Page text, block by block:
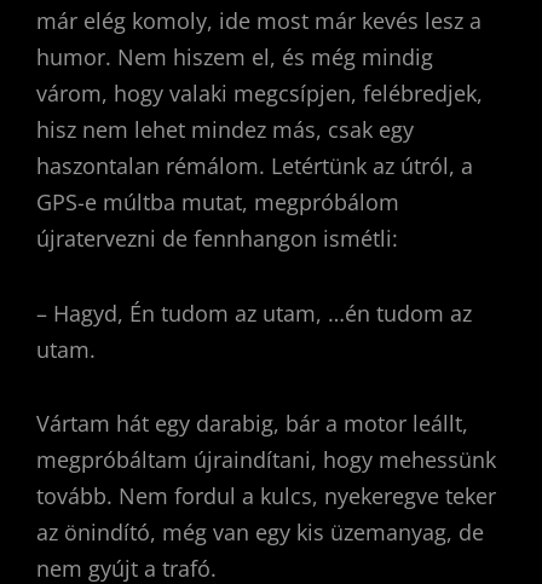
már elég komoly, ide most már kevés lesz a
humor. Nem hiszem el, és még mindig
várom, hogy valaki megcsípjen, felébredjek,
hisz nem lehet mindez más, csak egy
haszontalan rémálom. Letértünk az útról, a
GPS-e múltba mutat, megpróbálom
újratervezni de fennhangon ismétli:
– Hagyd, Én tudom az utam, …én tudom az
utam.
Vártam hát egy darabig, bár a motor leállt,
megpróbáltam újraindítani, hogy mehessünk
tovább. Nem fordul a kulcs, nyekeregve teker
az önindító, még van egy kis üzemanyag, de
nem gyújt a trafó.